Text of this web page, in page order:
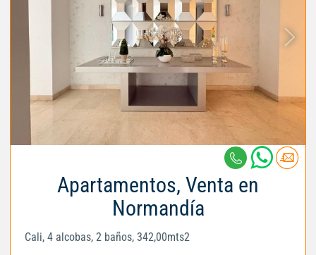
Apartamentos, Venta en
Normandía
Cali, 4 alcobas, 2 baños, 342,00mts2